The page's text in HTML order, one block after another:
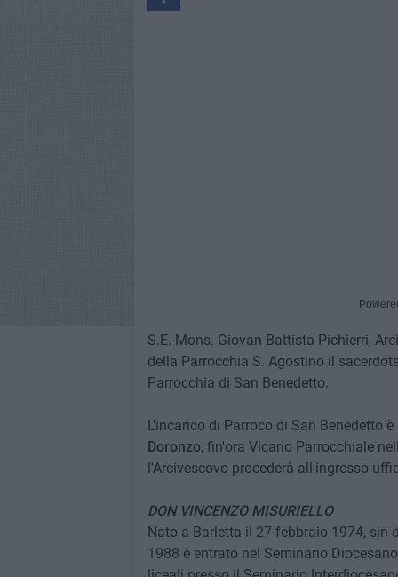
S.E. Mons. Giovan Battista Pichierri,
della Parrocchia S. Agostino il
Parrocchia di San Benedetto.
L'incarico di Parroco di San Benedetto
Doronzo, fin'ora Vicario Parrocchiale
l'Arcivescovo procederà all'ingresso
DON VINCENZO MISURIELLO
Nato a Barletta il 27 febbraio 1974, sin
1988 è entrato nel Seminario